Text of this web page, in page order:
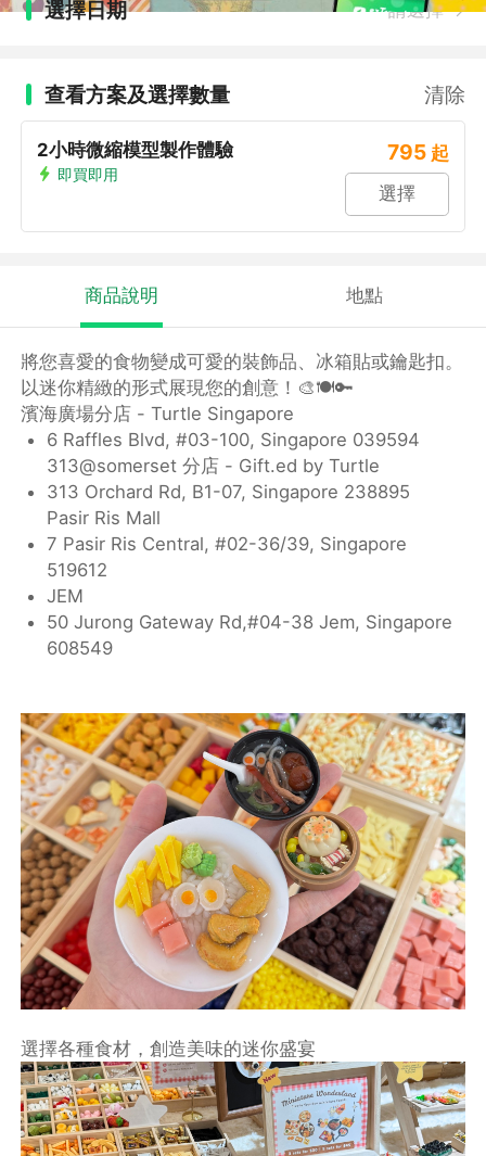
選擇日期 請選擇
查看方案及選擇數量 清除
2小時微縮模型製作體驗
即買即用
795 起
選擇
商品說明 地點
將您喜愛的食物變成可愛的裝飾品、冰箱貼或鑰匙扣。
以迷你精緻的形式展現您的創意！🎨🍽️🔑
濱海廣場分店 - Turtle Singapore
6 Raffles Blvd, #03-100, Singapore 039594
313@somerset 分店 - Gift.ed by Turtle
313 Orchard Rd, B1-07, Singapore 238895
Pasir Ris Mall
7 Pasir Ris Central, #02-36/39, Singapore
519612
JEM
50 Jurong Gateway Rd,#04-38 Jem, Singapore
608549
選擇各種食材，創造美味的迷你盛宴